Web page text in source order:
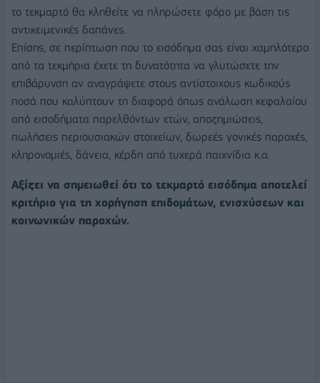
το τεκμαρτό θα κληθείτε να πληρώσετε φόρο με βάση τις
αντικειμενικές δαπάνες.
Επίσης, σε περίπτωση που το εισόδημα σας είναι χαμηλότερο
από τα τεκμήρια έχετε τη δυνατότητα να γλυτώσετε την
επιβάρυνση αν αναγράψετε στους αντίστοιχους κωδικούς
ποσά που καλύπτουν τη διαφορά όπως ανάλωση κεφαλαίου
από εισοδήματα παρελθόντων ετών, αποζημιώσεις,
πωλήσεις περιουσιακών στοιχείων, δωρεές γονικές παροχές,
κληρονομιές, δάνεια, κέρδη από τυχερά παιχνίδια κ.α.
Αξίζει να σημειωθεί ότι το τεκμαρτό εισόδημα αποτελεί
κριτήριο για τη χορήγηση επιδομάτων, ενισχύσεων και
κοινωνικών παροχών.